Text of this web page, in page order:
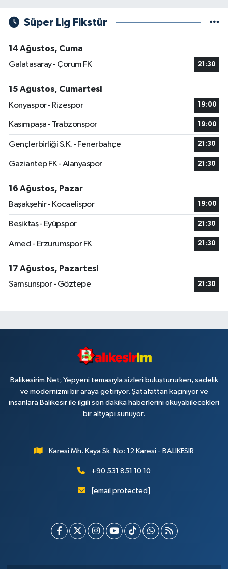
Süper Lig Fikstür
14 Ağustos, Cuma
Galatasaray - Çorum FK
21:30
15 Ağustos, Cumartesi
Konyaspor - Rizespor
19:00
Kasımpaşa - Trabzonspor 19:00
Gençlerbirliği S.K. - Fenerbahçe 21:30
Gaziantep FK - Alanyaspor 21:30
16 Ağustos, Pazar
Başakşehir - Kocaelispor
19:00
Beşiktaş - Eyüpspor 21:30
Amed - Erzurumspor FK 21:30
17 Ağustos, Pazartesi
Samsunspor - Göztepe
21:30
Balikesirim.Net; Yepyeni temasıyla sizleri buluştururken, sadelik
ve modernizmi bir araya getiriyor. Şatafattan kaçınıyor ve
insanlara Balıkesir ile ilgili son dakika haberlerini okuyabilecekleri
bir altyapı sunuyor.
Karesi Mh. Kaya Sk. No: 12 Karesi - BALIKESİR
+90 531 851 10 10
[email protected]